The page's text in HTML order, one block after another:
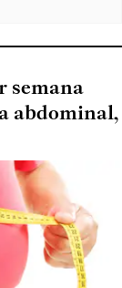
semana
abdominal,